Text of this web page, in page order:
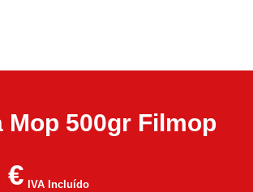
Mop 500gr Filmop
€ IVA Incluído